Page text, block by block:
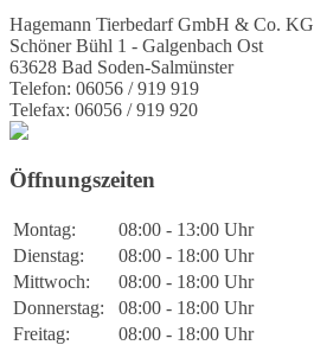
Hagemann Tierbedarf GmbH & Co. KG
Schöner Bühl 1 - Galgenbach Ost
63628 Bad Soden-Salmünster
Telefon: 06056 / 919 919
Telefax: 06056 / 919 920
Öffnungszeiten
Montag:
08:00 - 13:00 Uhr
Dienstag:
08:00 - 18:00 Uhr
Mittwoch:
08:00 - 18:00 Uhr
Donnerstag:
08:00 - 18:00 Uhr
Freitag:
08:00 - 18:00 Uhr